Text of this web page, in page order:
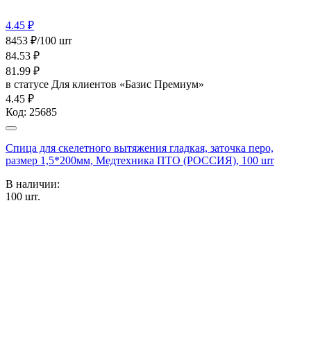
4.45 ₽
8453 ₽/100 шт
84.53 ₽
81.99 ₽
в статусе Для клиентов «Базис Премиум»
4.45 ₽
Код: 25685
Спица для скелетного вытяжения гладкая, заточка перо,
размер 1,5*200мм, Медтехника ПТО (РОССИЯ), 100 шт
В наличии:
100 шт.